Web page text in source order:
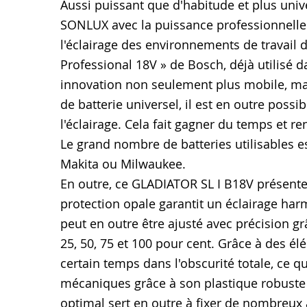
Aussi puissant que d'habitude et plus
SONLUX avec la puissance
l'éclairage des environnements de travail
Professional 18V » de Bosch, déjà utilisé
innovation non seulement plus mobile,
de batterie universel, il est en outre
l'éclairage. Cela fait gagner du temps et
Le grand nombre de batteries utilisables
Makita ou Milwaukee.
En outre, ce GLADIATOR SL I B18V
protection opale garantit un éclairage
peut en outre être ajusté avec précision
25, 50, 75 et 100 pour cent. Grâce à des
certain temps dans l'obscurité totale, ce
mécaniques grâce à son plastique
optimal sert en outre à fixer de